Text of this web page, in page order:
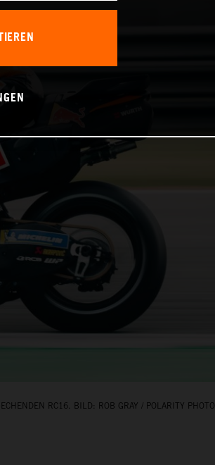
RC16. BILD: ROB GRAY / POLARITY PHOTO